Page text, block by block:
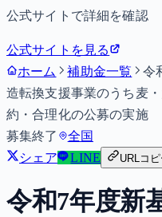
公式サイトで詳細を確認
公式サイトを見る
ホーム
補助金一覧
令
造転換支援事業のうち麦
約・合理化の公募の実施
募集終了
全国
シェア
LINE URLコピ
令和7年度新